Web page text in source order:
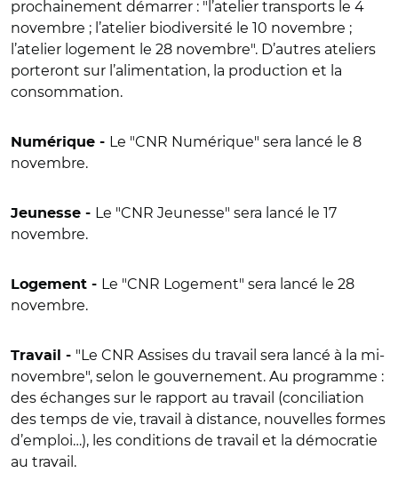
prochainement démarrer : " l’atelier transports le 4
novembre ; l’atelier biodiversité le 10 novembre ;
l’atelier logement le 28 novembre". D’autres ateliers
porteront sur l’alimentation, la production et la
consommation.
Numérique - Le "CNR Numérique" sera lancé le 8
novembre.
Jeunesse - Le "CNR Jeunesse" sera lancé le 17
novembre.
Logement - Le "CNR Logement" sera lancé le 28
novembre.
Travail - "Le CNR Assises du travail sera lancé à la mi-
novembre", selon le gouvernement. Au programme :
des échanges sur le rapport au travail (conciliation
des temps de vie, travail à distance, nouvelles formes
d’emploi…), les conditions de travail et la démocratie
au travail.